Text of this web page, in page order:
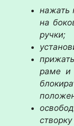
нажать
на
ручки;
раме и